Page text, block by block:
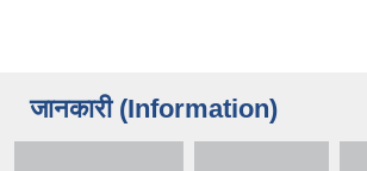
जानकारी (Information)